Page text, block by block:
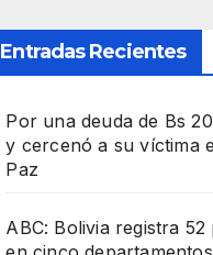
Entradas Recientes
Por una deuda de Bs
y cercenó a su víctima
Paz
ABC: Bolivia registra